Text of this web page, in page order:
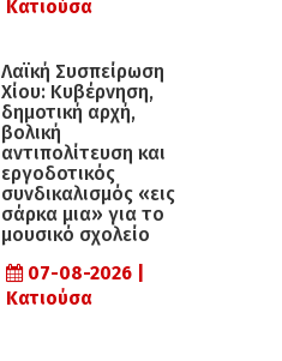
Κατιούσα
Λαϊκή Συσπείρωση
Χίου: Κυβέρνηση,
δημοτική αρχή,
βολική
αντιπολίτευση και
εργοδοτικός
συνδικαλισμός «εις
σάρκα μια» για το
μουσικό σχολείο
07-08-2026 |
Κατιούσα